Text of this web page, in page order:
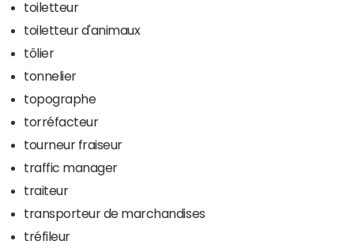
toiletteur
toiletteur d'animaux
tôlier
tonnelier
topographe
torréfacteur
tourneur fraiseur
traffic manager
traiteur
transporteur de marchandises
tréfileur